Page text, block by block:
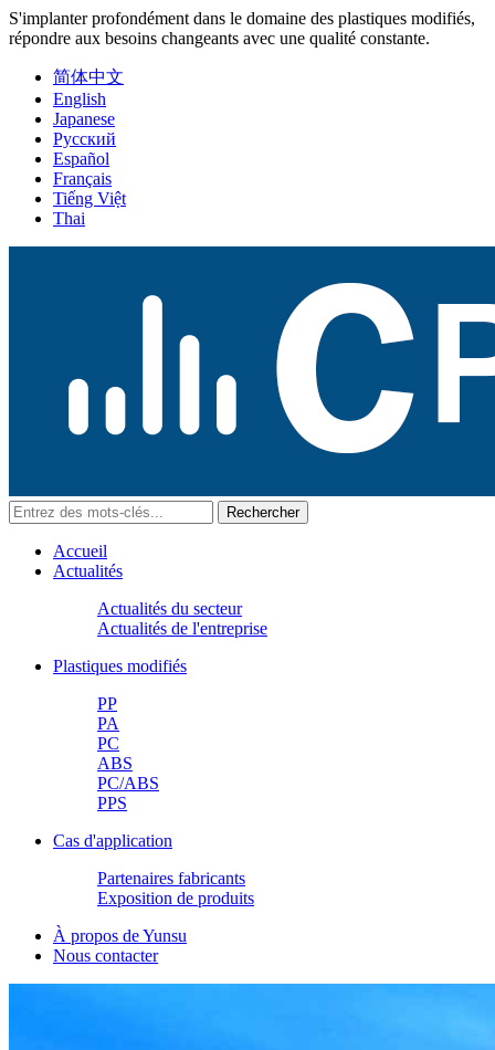
S'implanter profondément dans le domaine des plastiques modifiés,
répondre aux besoins changeants avec une qualité constante.
简体中文
English
Japanese
Русский
Español
Français
Tiếng Việt
Thai
Accueil
Actualités
Actualités du secteur
Actualités de l'entreprise
Plastiques modifiés
PP
PA
PC
ABS
PC/ABS
PPS
Cas d'application
Partenaires fabricants
Exposition de produits
À propos de Yunsu
Nous contacter